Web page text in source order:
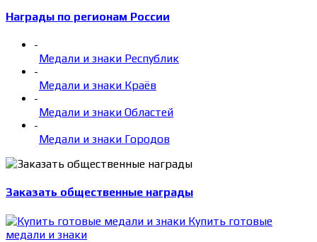
Награды по регионам России
-
Медали и знаки Республик
-
Медали и знаки Краёв
-
Медали и знаки Областей
-
Медали и знаки Городов
Заказать общественные награды
Купить готовые
медали и знаки